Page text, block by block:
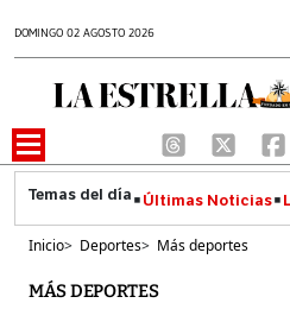
DOMINGO 02 AGOSTO 2026
Últimas Noticias
Inicio> Deportes> Más deportes
MÁS DEPORTES